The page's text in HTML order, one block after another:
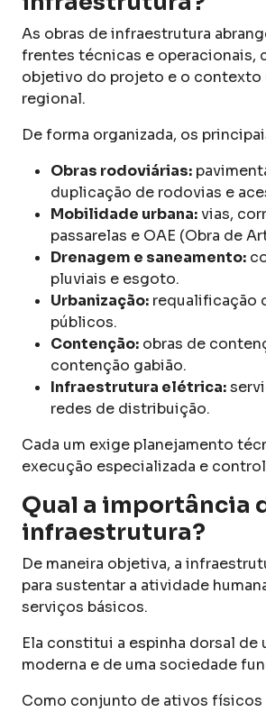
As obras de infraestrutura
frentes técnicas e operacionais,
objetivo do projeto e o contexto
regional.
De forma organizada, os
Obras rodoviárias:
duplicação de rodovias e
Mobilidade urbana:vias,
passarelas e OAE (Obra de
Drenagem e saneamento:
pluviais e esgoto.
Urbanização: requalificação
públicos.
Contenção: obras de
contenção gabião.
Infraestrutura elétrica:
redes de distribuição.
Cada um exige planejamento
execução especializada e
Qual a importância
infraestrutura?
De maneira objetiva, a
para sustentar a atividade
serviços básicos.
Ela constitui a espinha dorsal de
moderna e de uma sociedade
Como conjunto de ativos físicos